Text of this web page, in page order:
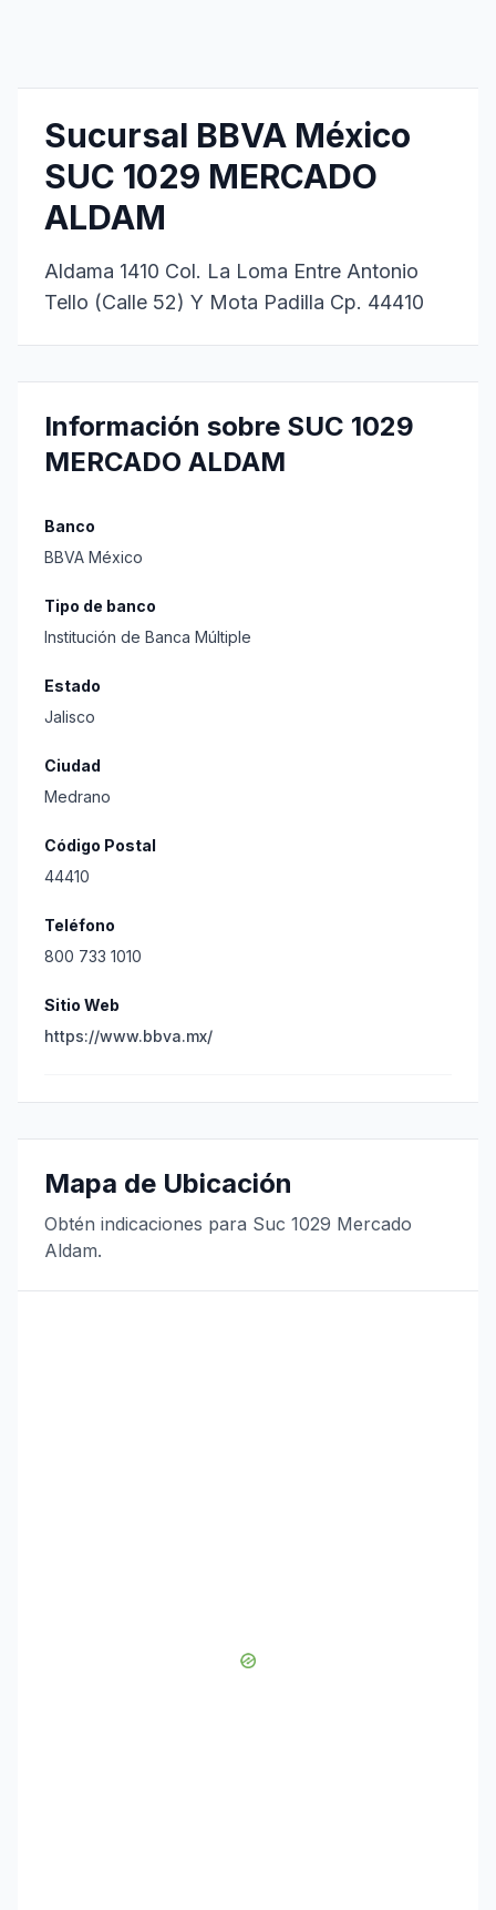
Sucursal BBVA México
SUC 1029 MERCADO
ALDAM
Aldama 1410 Col. La Loma Entre Antonio
Tello (Calle 52) Y Mota Padilla Cp. 44410
Información sobre SUC 1029
MERCADO ALDAM
Banco
BBVA México
Tipo de banco
Institución de Banca Múltiple
Estado
Jalisco
Ciudad
Medrano
Código Postal
44410
Teléfono
800 733 1010
Sitio Web
https://www.bbva.mx/
Mapa de Ubicación
Obtén indicaciones para Suc 1029 Mercado
Aldam.